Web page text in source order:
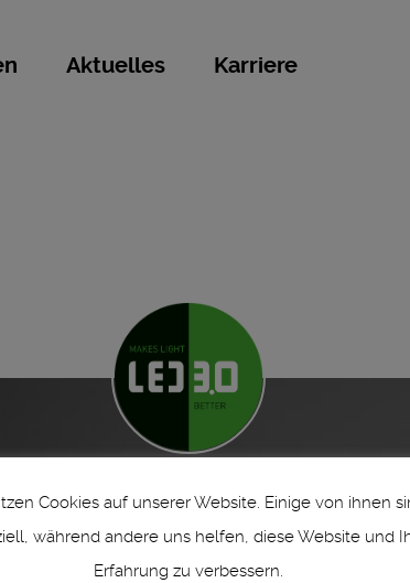
Aktuelles Karriere
° Germany ° Fon +49 (0) 2131 - 761 966 - 0 °
Impressum | imprint
Cookies auf unserer Website. Einige von ihnen
während andere uns helfen, diese Website und
Erfahrung zu verbessern.